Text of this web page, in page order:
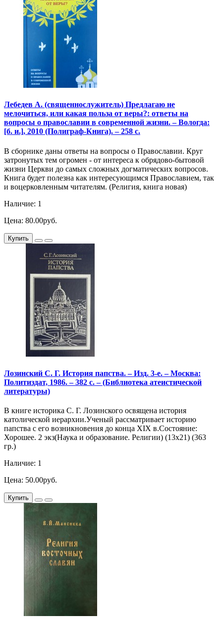
Лебедев А. (священнослужитель) Предлагаю не
мелочиться, или какая польза от веры?: ответы на
вопросы о православии в современной жизни. – Вологда:
[б. и.], 2010 (Полиграф-Книга). – 258 с.
В сборнике даны ответы на вопросы о Православии. Круг
затронутых тем огромен - от интереса к обрядово-бытовой
жизни Церкви до самых сложных догматических вопросов.
Книга будет полезна как интересующимся Православием, так
и воцерковленным читателям. (Религия, книга новая)
Наличие: 1
Цена: 80.00руб.
Купить
Лозинский С. Г. История папства. – Изд. 3-е. – Москва:
Политиздат, 1986. – 382 с. – (Библиотека атеистической
литературы)
В книге историка С. Г. Лозинского освящена история
католической иерархии.Ученый рассматривает историю
папства с его возникновения до конца XIX в.Состояние:
Хорошее. 2 экз(Наука и образование. Религии) (13х21) (363
гр.)
Наличие: 1
Цена: 50.00руб.
Купить